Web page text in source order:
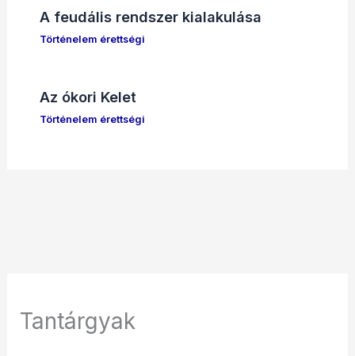
A feudális rendszer kialakulása
Történelem érettségi
Az ókori Kelet
Történelem érettségi
Tantárgyak